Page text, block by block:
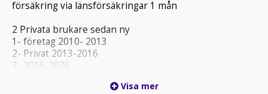
försäkring via länsförsäkringar 1 mån
2 Privata brukare sedan ny
1- företag 2010- 2013
2- Privat 2013-2016
3- 2016-2026
Visa mer